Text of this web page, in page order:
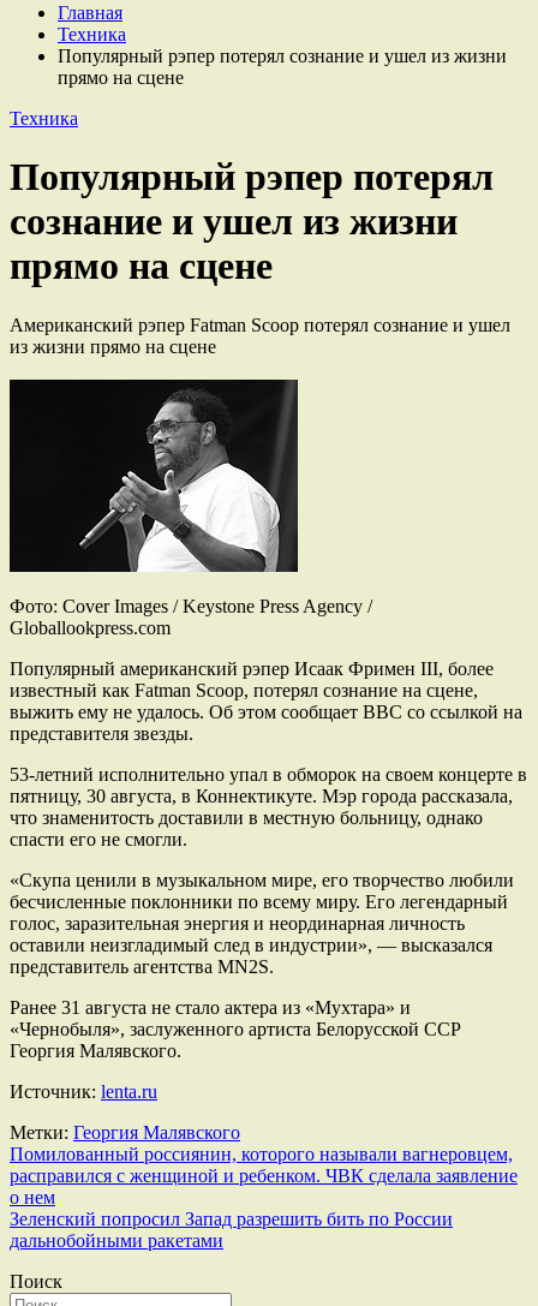
Главная
Техника
Популярный рэпер потерял сознание и ушел из жизни
прямо на сцене
Техника
Популярный рэпер потерял
сознание и ушел из жизни
прямо на сцене
Американский рэпер Fatman Scoop потерял сознание и ушел
из жизни прямо на сцене
Фото: Cover Images / Keystone Press Agency /
Globallookpress.com
Популярный американский рэпер Исаак Фримен III, более
известный как Fatman Scoop, потерял сознание на сцене,
выжить ему не удалось. Об этом сообщает BBC со ссылкой на
представителя звезды.
53-летний исполнительно упал в обморок на своем концерте в
пятницу, 30 августа, в Коннектикуте. Мэр города рассказала,
что знаменитость доставили в местную больницу, однако
спасти его не смогли.
«Скупа ценили в музыкальном мире, его творчество любили
бесчисленные поклонники по всему миру. Его легендарный
голос, заразительная энергия и неординарная личность
оставили неизгладимый след в индустрии», — высказался
представитель агентства MN2S.
Ранее 31 августа не стало актера из «Мухтара» и
«Чернобыля», заслуженного артиста Белорусской ССР
Георгия Малявского.
Источник: lenta.ru
Метки: Георгия Малявского
Навигация
по
записям
Помилованный россиянин, которого называли вагнеровцем,
расправился с женщиной и ребенком. ЧВК сделала заявление
о нем
Зеленский попросил Запад разрешить бить по России
дальнобойными ракетами
Поиск